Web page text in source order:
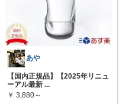
あや
【国内正規品】【2025年リニュ
ーアル最新 ...
￥ 3,880～